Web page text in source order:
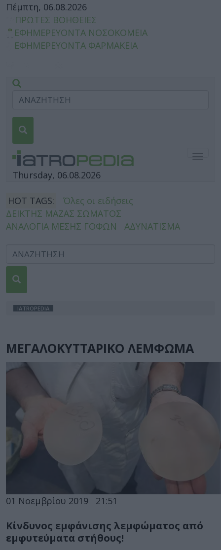
Πέμπτη, 06.08.2026
ΠΡΩΤΕΣ ΒΟΗΘΕΙΕΣ
ΕΦΗΜΕΡΕΥΟΝΤΑ ΝΟΣΟΚΟΜΕΙΑ
ΕΦΗΜΕΡΕΥΟΝΤΑ ΦΑΡΜΑΚΕΙΑ
Thursday, 06.08.2026
HOT TAGS:
Όλες οι ειδήσεις
ΔΕΙΚΤΗΣ ΜΑΖΑΣ ΣΩΜΑΤΟΣ
ΑΝΑΛΟΓΙΑ ΜΕΣΗΣ ΓΟΦΩΝ
ΑΔΥΝΑΤΙΣΜΑ
IATROPEDIA
ΜΕΓΑΛΟΚΥΤΤΑΡΙΚΟ ΛΕΜΦΩΜΑ
01 Νοεμβρίου 2019 21:51
Κίνδυνος εμφάνισης λεμφώματος από
εμφυτεύματα στήθους!